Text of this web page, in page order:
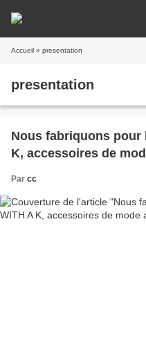
Accueil » presentation
presentation
Nous fabriquons pour
K, accessoires de
Par cc